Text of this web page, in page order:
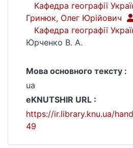
Кафедра географії
Гринюк, Олег Юрійович
Кафедра географії
Юрченко В. А.
Мова основного тексту :
ua
eKNUTSHIR URL :
https://ir.library.knu.ua/
49